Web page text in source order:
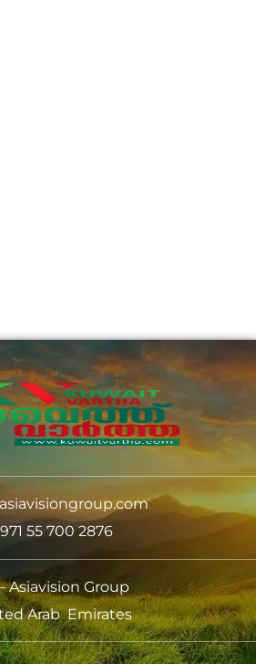
55 700 2876
Asiavision Group
Arab Emirates